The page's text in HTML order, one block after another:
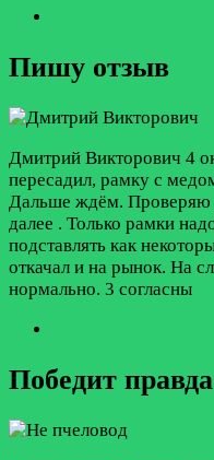
Пишу отзыв
Дмитрий Викторович 4
пересадил, рамку с
Дальше ждём. Проверяю
далее . Только рамки
подставлять как
откачал и на рынок. На
нормально. 3 согласны
Победит правда